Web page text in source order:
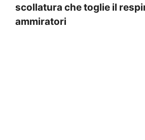
scollatura che toglie il
ammiratori